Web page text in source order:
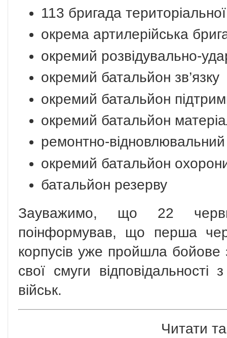
113 бригада
окрема артилерійська
окремий розвідувально-
окремий батальйон зв’язку
окремий батальйон
окремий батальйон
ремонтно-
окремий батальйон
батальйон резерву
Зауважимо, що 22
поінформував, що перша
корпусів уже пройшла
свої смуги
військ.
Читати